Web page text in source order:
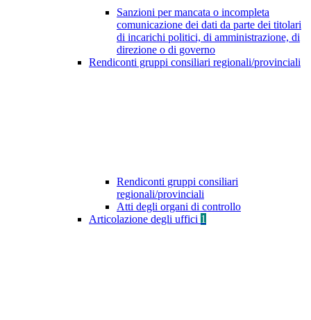
Sanzioni per mancata o incompleta
comunicazione dei dati da parte dei titolari
di incarichi politici, di amministrazione, di
direzione o di governo
Rendiconti gruppi consiliari regionali/provinciali
Rendiconti gruppi consiliari
regionali/provinciali
Atti degli organi di controllo
Articolazione degli uffici 1